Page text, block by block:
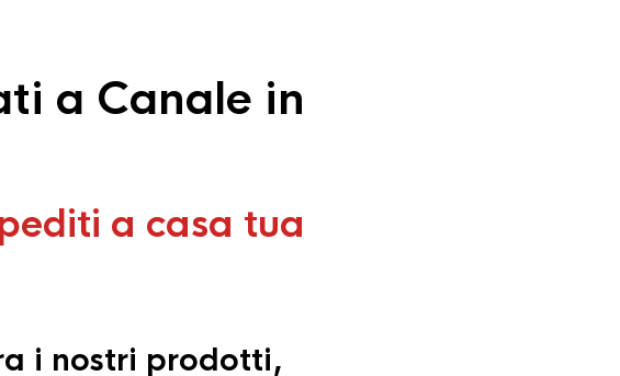
a Canale in
a casa tua
i nostri prodotti,